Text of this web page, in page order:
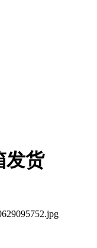
发货